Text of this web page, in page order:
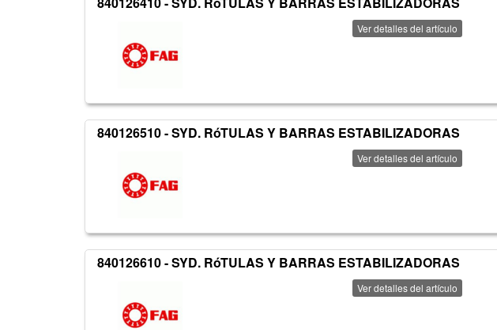
Ver detalles del artículo
840126510 - SYD. RóTULAS Y BARRAS ESTABILIZADORAS
Ver detalles del artículo
840126610 - SYD. RóTULAS Y BARRAS ESTABILIZADORAS
Ver detalles del artículo